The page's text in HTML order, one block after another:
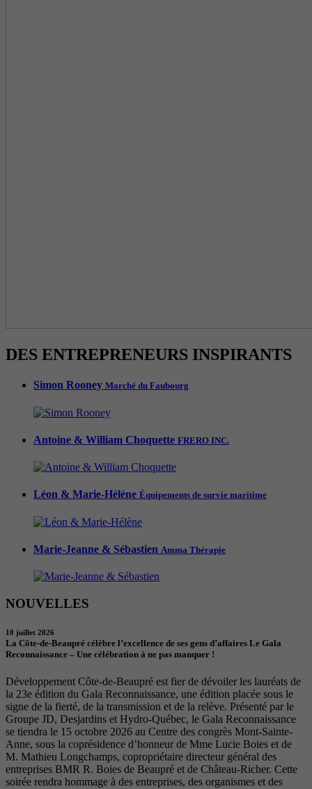
DES ENTREPRENEURS INSPIRANTS
Simon Rooney Marché du Faubourg
Antoine & William Choquette FRERO INC.
Léon & Marie-Hélène Équipements de survie maritime
Marie-Jeanne & Sébastien Amma Thérapie
NOUVELLES
10 juillet 2026
La Côte-de-Beaupré célèbre l’excellence de ses gens d’affaires Le Gala
Reconnaissance – Une célébration à ne pas manquer !
Développement Côte-de-Beaupré est fier de dévoiler les lauréats de
la 23e édition du Gala Reconnaissance, une édition placée sous le
signe de la fierté, de la transmission et de la relève. Présenté par le
Groupe JD, Desjardins et Hydro-Québec, le Gala Reconnaissance
se tiendra le 15 octobre 2026 au Centre des congrès Mont-Sainte-
Anne, sous la coprésidence d’honneur de Mme Lucie Boies et de
M. Mathieu Longchamps, copropriétaire directeur général des
entreprises BMR R. Boies de Beaupré et de Château-Richer. Cette
soirée rendra hommage à des entreprises, des organismes et des